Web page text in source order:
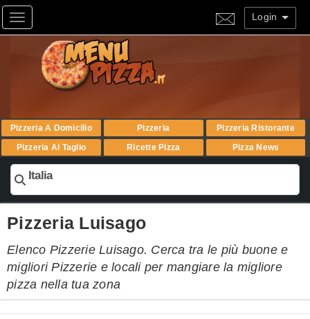
Toggle navigation Login
Pizzeria A Domicilio Pizzeria
Pizzeria Ristorante
Pizzeria Al Taglio
Ricette Pizza Pizza News
Italia
Pizzeria Luisago
Elenco Pizzerie Luisago. Cerca tra le più buone e
migliori Pizzerie e locali per mangiare la migliore
pizza nella tua zona